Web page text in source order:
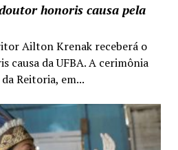
honoris causa pela
Ailton Krenak receberá o
da UFBA. A cerimônia
Reitoria, em...